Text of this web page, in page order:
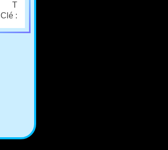
T
Clé :